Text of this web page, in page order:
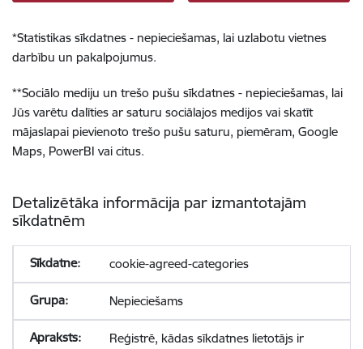
*Statistikas sīkdatnes - nepieciešamas, lai uzlabotu vietnes
darbību un pakalpojumus.
**Sociālo mediju un trešo pušu sīkdatnes - nepieciešamas, lai
Jūs varētu dalīties ar saturu sociālajos medijos vai skatīt
mājaslapai pievienoto trešo pušu saturu, piemēram, Google
Maps, PowerBI vai citus.
Detalizētāka informācija par izmantotajām
sīkdatnēm
cookie-agreed-categories
Nepieciešams
Reģistrē, kādas sīkdatnes lietotājs ir